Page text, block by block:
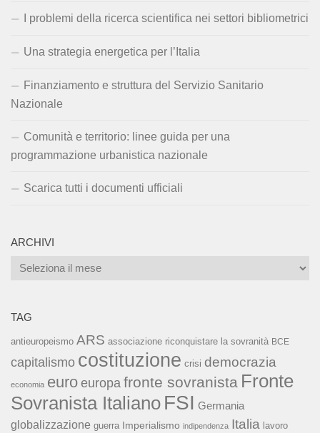
I problemi della ricerca scientifica nei settori bibliometrici
Una strategia energetica per l’Italia
Finanziamento e struttura del Servizio Sanitario
Nazionale
Comunità e territorio: linee guida per una
programmazione urbanistica nazionale
Scarica tutti i documenti ufficiali
ARCHIVI
Archivi
TAG
antieuropeismo ARS associazione riconquistare la sovranità BCE
capitalismo costituzione crisi democrazia
economia euro europa fronte sovranista Fronte
Sovranista Italiano FSI Germania
globalizzazione guerra Imperialismo indipendenza Italia lavoro